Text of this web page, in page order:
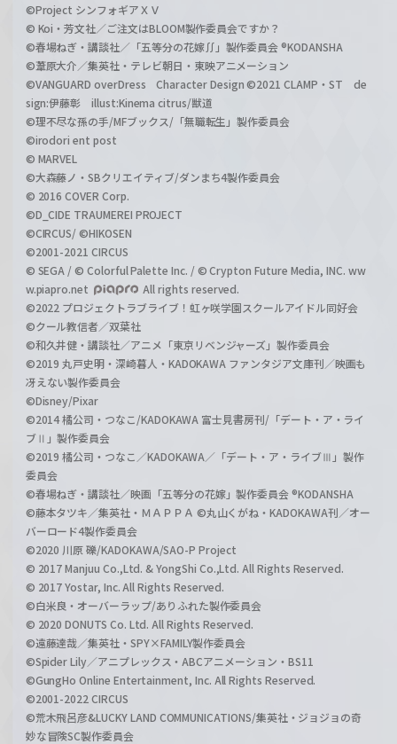
©Project シンフォギアＸＶ
© Koi・芳文社／ご注文はBLOOM製作委員会ですか？
©春場ねぎ・講談社／「五等分の花嫁∬」製作委員会 ®KODANSHA
©葦原大介／集英社・テレビ朝日・東映アニメーション
©VANGUARD overDress Character Design ©2021 CLAMP・ST de
sign:伊藤彰 illust:Kinema citrus/獣道
©理不尽な孫の手/MFブックス/「無職転生」製作委員会
©irodori ent post
© MARVEL
©大森藤ノ・SBクリエイティブ/ダンまち4製作委員会
© 2016 COVER Corp.
©D_CIDE TRAUMEREI PROJECT
©CIRCUS/ ©HIKOSEN
©2001-2021 CIRCUS
© SEGA / © Colorful Palette Inc. / © Crypton Future Media, INC. ww
w.piapro.net
All rights reserved.
©2022 プロジェクトラブライブ！虹ヶ咲学園スクールアイドル同好会
©クール教信者／双葉社
©和久井健・講談社／アニメ「東京リベンジャーズ」製作委員会
©2019 丸戸史明・深崎暮人・KADOKAWA ファンタジア文庫刊／映画も
冴えない製作委員会
©Disney/Pixar
©2014 橘公司・つなこ/KADOKAWA 富士見書房刊/「デート・ア・ライ
ブⅡ」製作委員会
©2019 橘公司・つなこ／KADOKAWA／「デート・ア・ライブⅢ」製作
委員会
©春場ねぎ・講談社／映画「五等分の花嫁」製作委員会 ®KODANSHA
©藤本タツキ／集英社・ＭＡＰＰＡ ©丸山くがね・KADOKAWA刊／オー
バーロード4製作委員会
©2020 川原 礫/KADOKAWA/SAO-P Project
© 2017 Manjuu Co.,Ltd. & YongShi Co.,Ltd. All Rights Reserved.
© 2017 Yostar, Inc. All Rights Reserved.
©白米良・オーバーラップ/ありふれた製作委員会
© 2020 DONUTS Co. Ltd. All Rights Reserved.
©遠藤達哉／集英社・SPY×FAMILY製作委員会
©Spider Lily／アニプレックス・ABCアニメーション・BS11
©GungHo Online Entertainment, Inc. All Rights Reserved.
©2001-2022 CIRCUS
©荒木飛呂彦&LUCKY LAND COMMUNICATIONS/集英社・ジョジョの奇
妙な冒険SC製作委員会